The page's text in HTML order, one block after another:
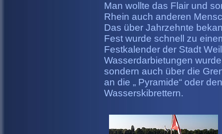
Man wollte das Flair und
Rhein auch anderen
Das über Jahrzehnte
Fest wurde schnell zu
Festkalender der Stadt
Wasserdarbietungen
sondern auch über die
an die „ Pyramide“ oder
Wasserskibrettern.